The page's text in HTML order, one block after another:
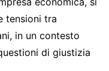
tensioni tra
in un contesto
di giustizia